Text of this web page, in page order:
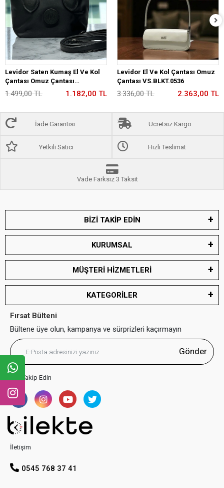
Levidor Saten Kumaş El Ve Kol
Çantası Omuz Çantası
VS.BLKT.0587
1.499,00 TL 1.182,00 TL
Levidor El Ve Kol Çantası Omuz
Çantası VS.BLKT.0536
3.336,00 TL 2.363,00 TL
İade Garantisi Ücretsiz Kargo
Yetkili Satıcı Hızlı Teslimat
Vade Farksız 3 Taksit
BİZİ TAKİP EDİN
KURUMSAL
MÜŞTERİ HİZMETLERİ
KATEGORİLER
Fırsat Bülteni
Bültene üye olun, kampanya ve sürprizleri kaçırmayın
Gönder
Bizi Takip Edin
İletişim
0545 768 37 41